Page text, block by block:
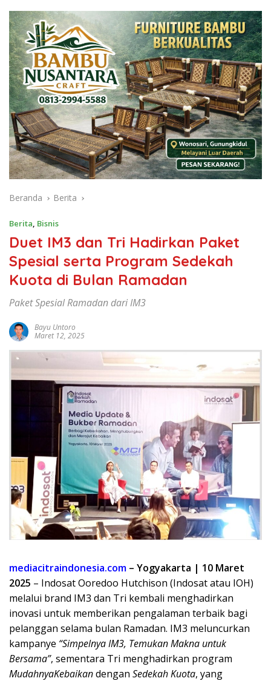
Beranda Berita
Berita, Bisnis
Duet IM3 dan Tri Hadirkan Paket
Spesial serta Program Sedekah
Kuota di Bulan Ramadan
Paket Spesial Ramadan dari IM3
Bayu Untoro
Maret 12, 2025
mediacitraindonesia.com – Yogyakarta | 10 Maret
2025 – Indosat Ooredoo Hutchison (Indosat atau IOH)
melalui brand IM3 dan Tri kembali menghadirkan
inovasi untuk memberikan pengalaman terbaik bagi
pelanggan selama bulan Ramadan. IM3 meluncurkan
kampanye “Simpelnya IM3, Temukan Makna untuk
Bersama”, sementara Tri menghadirkan program
MudahnyaKebaikandengan Sedekah Kuota, yang